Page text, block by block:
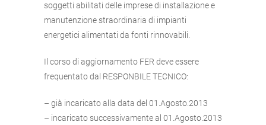
soggetti abilitati delle imprese di installazione e
manutenzione straordinaria di impianti
energetici alimentati da fonti rinnovabili.
Il corso di aggiornamento FER deve essere
frequentato dal RESPONBILE TECNICO:
– già incaricato alla data del 01.Agosto.2013
– incaricato successivamente al 01.Agosto.2013